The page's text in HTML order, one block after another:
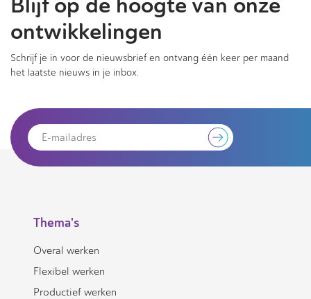
ontwikkelingen
Schrijf je in voor de nieuwsbrief en ontvang één keer per maand
het laatste nieuws in je inbox.
Thema's
Overal werken
Flexibel werken
Productief werken